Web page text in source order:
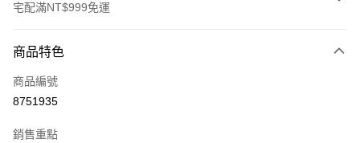
宅配滿NT$999免運
信用卡一次付款
LINE Pay
商品特色
商品編號
8751935
銷售重點